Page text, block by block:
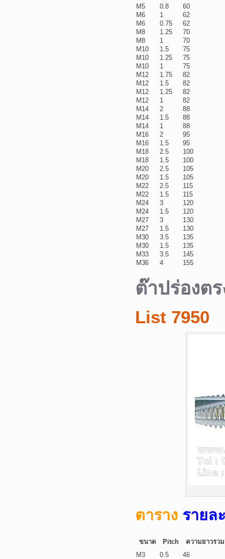
M5
0.8
60
M6
1
62
M6
0.75
62
M8
1.25
70
M8
1
70
M10
1.5
75
M10
1.25
75
M10
1
75
M12
1.75
82
M12
1.5
82
M12
1.25
82
M12
1
82
M14
2
88
M14
1.5
88
M14
1
88
M16
2
95
M16
1.5
95
M18
2.5
100
M18
1.5
100
M20
2.5
105
M20
1.5
105
M22
2.5
115
M22
1.5
115
M24
3
120
M24
1.5
120
M27
3
130
M27
1.5
130
M30
3.5
135
M30
1.5
135
M33
3.5
145
M36
4 155
ต๊าปร่องต
List 7950
ตาราง รายล
ขนาด Pitch
ความยาวรวม
M3
0.5
46